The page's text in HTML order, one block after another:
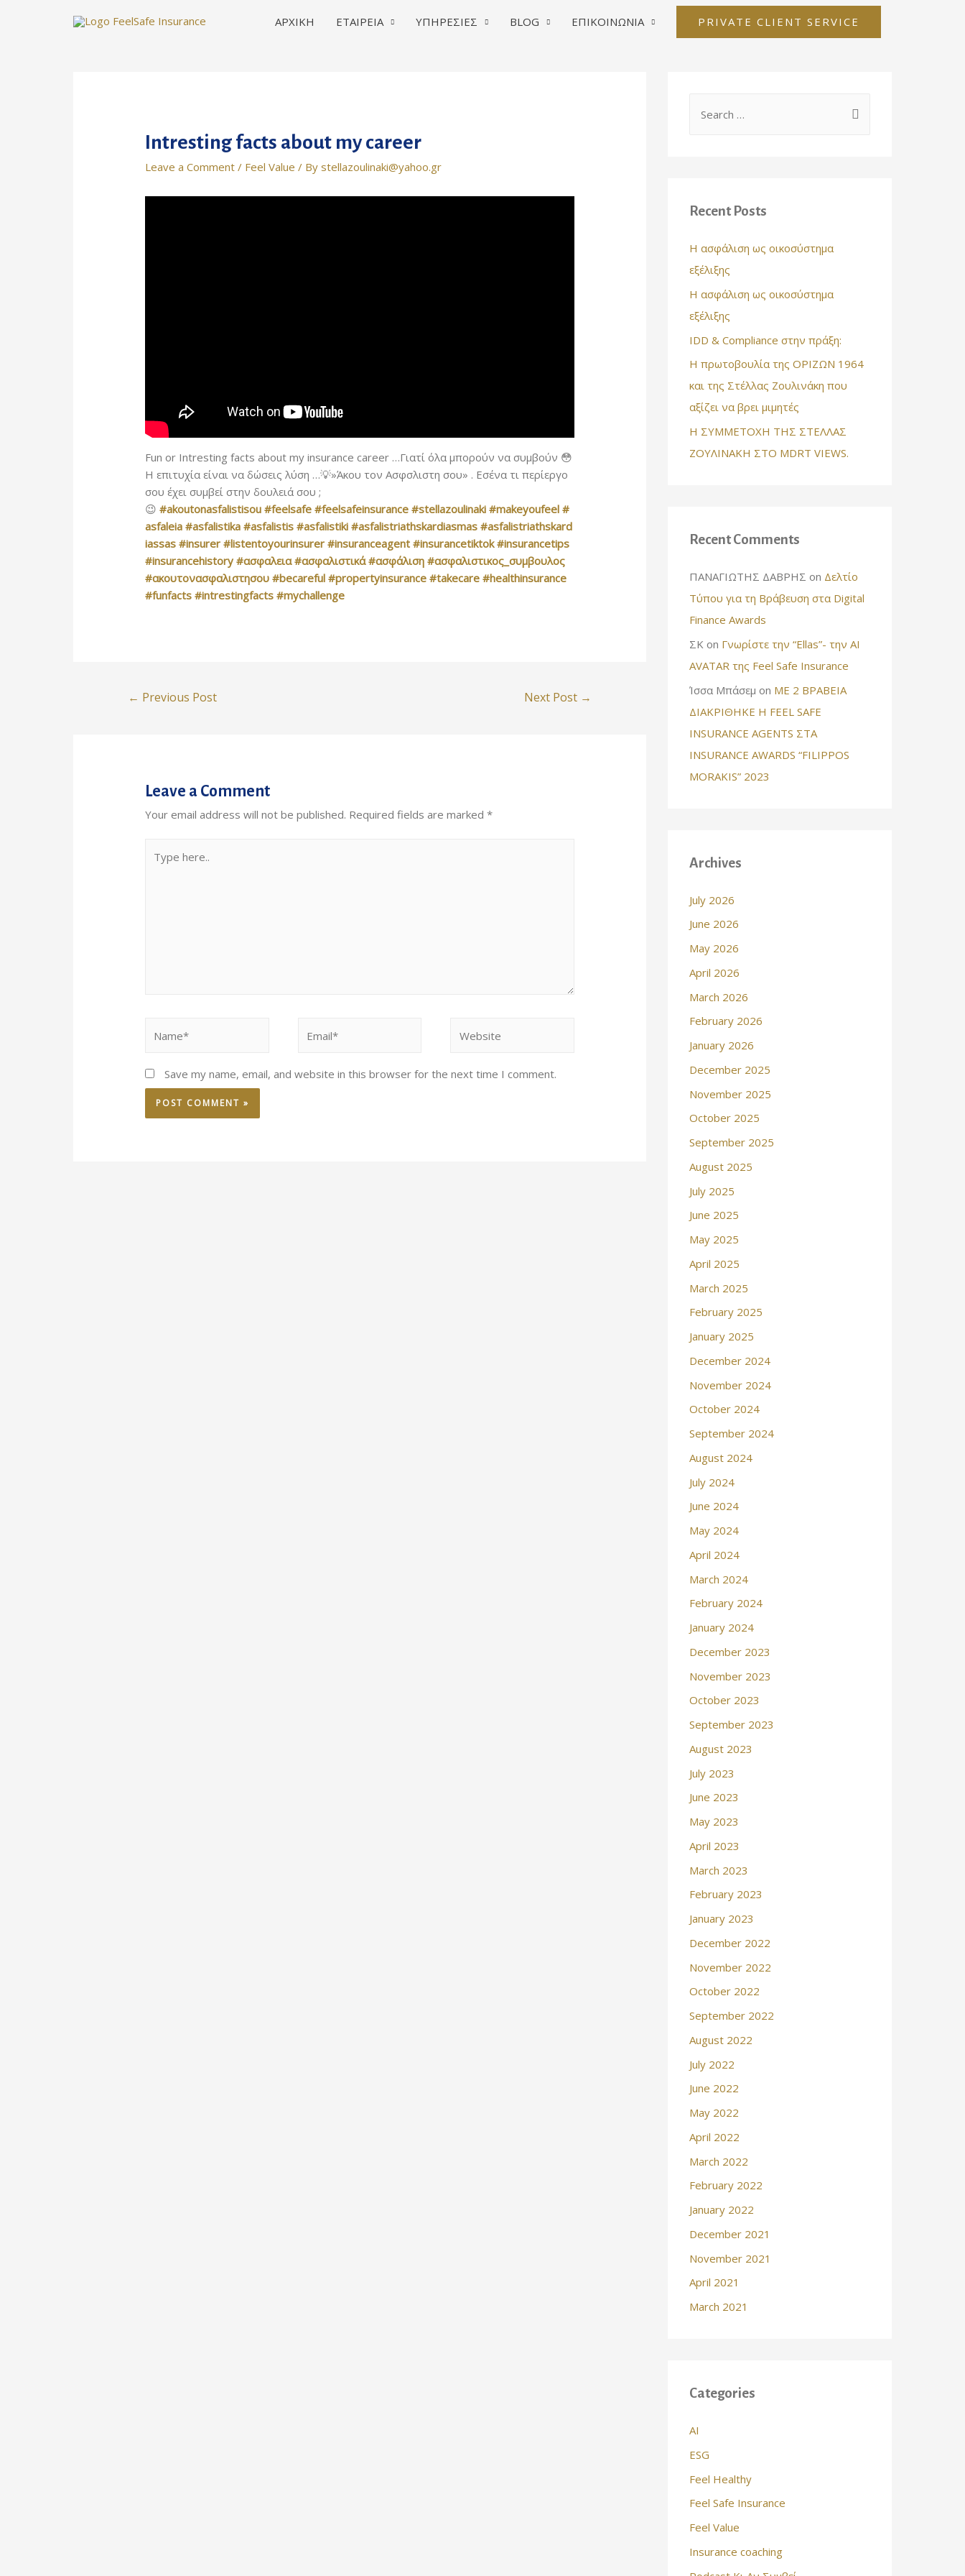
ΑΡΧΙΚΗ ΕΤΑΙΡΕΙΑ ΥΠΗΡΕΣΙΕΣ BLOG ΕΠΙΚΟΙΝΩΝΙΑ PRIVATE CLIENT SERVICE
Intresting facts about my career
Leave a Comment / Feel Value / Bystellazoulinaki@yahoo.gr
Fun or Intresting facts about my insurance career …Γιατί όλα μπορούν να συμβούν 😳
Η επιτυχία είναι να δώσεις λύση …💡»Άκου τον Ασφσλιστη σου» . Εσένα τι περίεργο
σου έχει συμβεί στην δουλειά σου ;
😉#akoutonasfalistisou #feelsafe #feelsafeinsurance #stellazoulinaki #makeyoufeel #
asfaleia #asfalistika #asfalistis #asfalistiki #asfalistriathskardiasmas #asfalistriathskard
iassas #insurer #listentoyourinsurer #insuranceagent #insurancetiktok #insurancetips
#insurancehistory #ασφαλεια #ασφαλιστικά #ασφάλιση #ασφαλιστικος_συμβουλος
#ακουτονασφαλιστησου #becareful #propertyinsurance #takecare #healthinsurance
#funfacts #intrestingfacts #mychallenge
← Previous Post Next Post →
Leave a Comment
Your email address will not be published. Required fields are marked*
Save my name, email, and website in this browser for the next time I comment.
Recent Posts
Η ασφάλιση ως οικοσύστημα
εξέλιξης
Η ασφάλιση ως οικοσύστημα
εξέλιξης
IDD & Compliance στην πράξη:
Η πρωτοβουλία της ΟΡΙΖΩΝ 1964
και της Στέλλας Ζουλινάκη που
αξίζει να βρει μιμητές
Η ΣΥΜΜΕΤΟΧΗ ΤΗΣ ΣΤΕΛΛΑΣ
ΖΟΥΛΙΝΑΚΗ ΣΤΟ MDRT VIEWS.
Recent Comments
ΠΑΝΑΓΙΩΤΗΣ ΔΑΒΡΗΣ on Δελτίο
Τύπου για τη Βράβευση στα Digital
Finance Awards
ΣΚ on Γνωρίστε την “Ellas”- την AI
AVATAR της Feel Safe Insurance
Ίσσα Μπάσεμ on ΜΕ 2 ΒΡΑΒΕΙΑ
ΔΙΑΚΡΙΘΗΚΕ Η FEEL SAFE
INSURANCE AGENTS ΣΤΑ
INSURANCE AWARDS “FILIPPOS
MORAKIS” 2023
Archives
July 2026
June 2026
May 2026
April 2026
March 2026
February 2026
January 2026
December 2025
November 2025
October 2025
September 2025
August 2025
July 2025
June 2025
May 2025
April 2025
March 2025
February 2025
January 2025
December 2024
November 2024
October 2024
September 2024
August 2024
July 2024
June 2024
May 2024
April 2024
March 2024
February 2024
January 2024
December 2023
November 2023
October 2023
September 2023
August 2023
July 2023
June 2023
May 2023
April 2023
March 2023
February 2023
January 2023
December 2022
November 2022
October 2022
September 2022
August 2022
July 2022
June 2022
May 2022
April 2022
March 2022
February 2022
January 2022
December 2021
November 2021
April 2021
March 2021
Categories
AI
ESG
Feel Healthy
Feel Safe Insurance
Feel Value
Insurance coaching